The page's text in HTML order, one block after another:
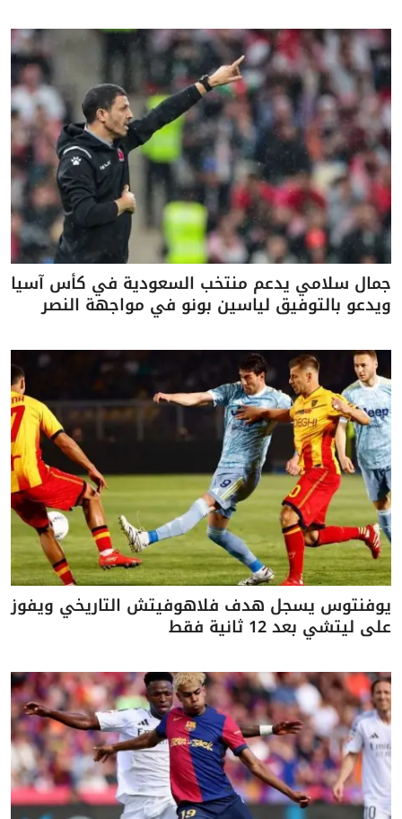
جمال سلامي يدعم منتخب السعودية في كأس آسيا
ويدعو بالتوفيق لياسين بونو في مواجهة النصر
يوفنتوس يسجل هدف فلاهوفيتش التاريخي ويفوز
على ليتشي بعد 12 ثانية فقط